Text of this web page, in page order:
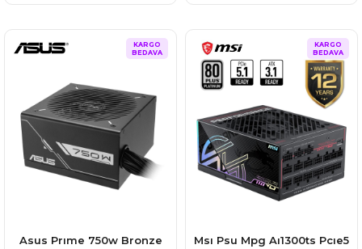
Asus Prıme 750w Bronze
KARGO
BEDAVA
Msı Psu Mpg Aı1300ts Pcıe5
KARGO
BEDAVA